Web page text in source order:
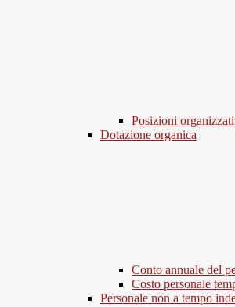
Posizioni
Dotazione organica
Conto annuale del
Costo personale
Personale non a tempo